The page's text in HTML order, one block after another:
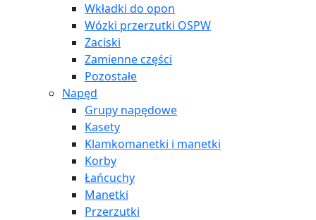
Wkładki do opon
Wózki przerzutki OSPW
Zaciski
Zamienne części
Pozostałe
Napęd
Grupy napędowe
Kasety
Klamkomanetki i manetki
Korby
Łańcuchy
Manetki
Przerzutki